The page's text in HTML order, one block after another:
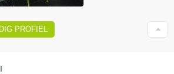
PROFIEL